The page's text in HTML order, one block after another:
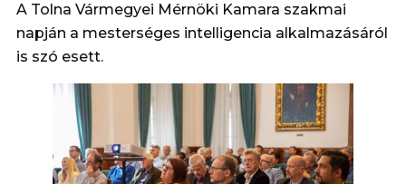
A Tolna Vármegyei Mérnöki Kamara szakmai
napján a mesterséges intelligencia alkalmazásáról
is szó esett.